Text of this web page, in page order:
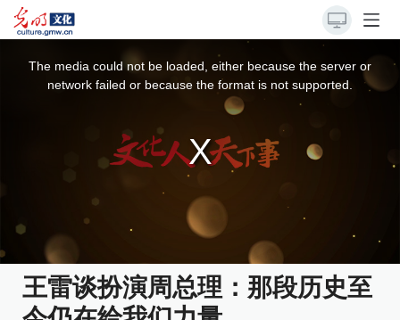
The media could not be loaded, either because the server or
network failed or because the format is not supported.
王雷谈扮演周总理：那段历史至